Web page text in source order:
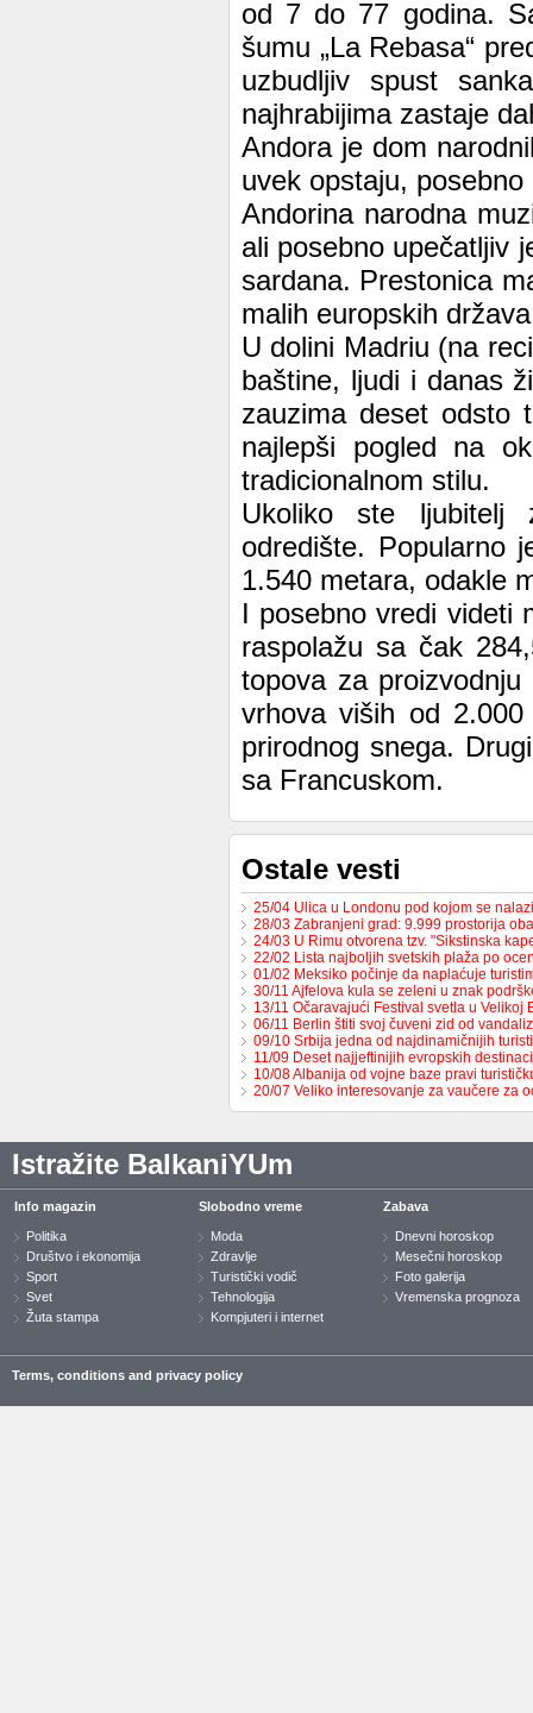
od 7 do 77 godina.
šumu „La Rebasa“
uzbudljiv spust
najhrabijima zastaje
Andora je dom
uvek opstaju,
Andorina narodna
ali posebno upečatljiv
sardana. Prestonica
malih europskih
U dolini Madriu (na
baštine, ljudi i danas
zauzima deset odsto
najlepši pogled na
tradicionalnom stilu.
Ukoliko ste ljubitelj
odredište. Popularno
1.540 metara, odakle
I posebno vredi videti
raspolažu sa čak
topova za
vrhova viših od
prirodnog snega.
sa Francuskom.
Ostale vesti
25/04 Ulica u Londonu pod kojom se
28/03 Zabranjeni grad: 9.999 prostorija
24/03 U Rimu otvorena tzv. "Sikstinska
22/02 Lista najboljih svetskih plaža po
01/02 Meksiko počinje da naplaćuje
30/11 Ajfelova kula se zeleni u znak
13/11 Očaravajući Festival svetla u Velikoj
06/11 Berlin štiti svoj čuveni zid od
09/10 Srbija jedna od najdinamičnijih
11/09 Deset najjeftinijih evropskih
10/08 Albanija od vojne baze pravi
20/07 Veliko interesovanje za vaučere za
Istražite BalkaniYUm
Info magazin
Politika
Društvo i ekonomija
Sport
Svet
Žuta stampa
Slobodno vreme
Moda
Zdravlje
Turistički vodič
Tehnologija
Kompjuteri i internet
Zabava
Dnevni horoskop
Mesečni horoskop
Foto galerija
Vremenska prognoza
Terms, conditions and privacy policy